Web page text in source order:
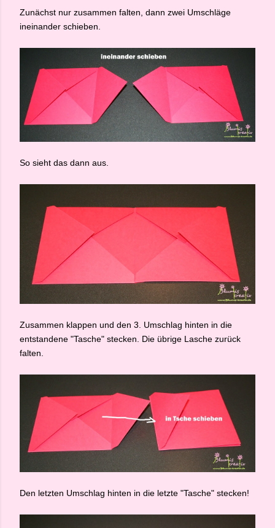
Zunächst nur zusammen falten, dann zwei Umschläge
ineinander schieben.
So sieht das dann aus.
Zusammen klappen und den 3. Umschlag hinten in die
entstandene "Tasche" stecken. Die übrige Lasche zurück
falten.
Den letzten Umschlag hinten in die letzte "Tasche" stecken!